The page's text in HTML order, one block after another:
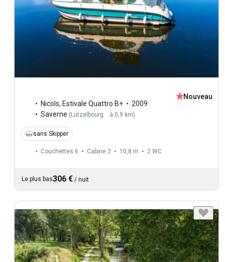
Nicols, Estivale Quattro B+
2009
Saverne (Lutzelbourg : à 0,9 km)
Nouveau
sans Skipper
Couchettes 6 Cabine 2 10,8 m 2 WC
Le plus bas306 € / nuit